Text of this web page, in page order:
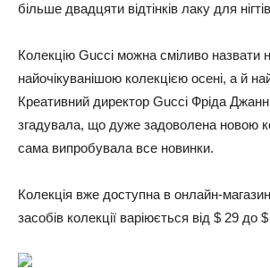
більше двадцяти відтінків лаку для
Колекцію Gucci можна сміливо назвати
найочікуванішою колекцією осені, а й
Креативний директор Gucci Фріда
згадувала, що дуже задоволена новою
сама випробувала все новинки.
Колекція вже доступна в онлайн-
засобів колекції варіюється від $ 29 до